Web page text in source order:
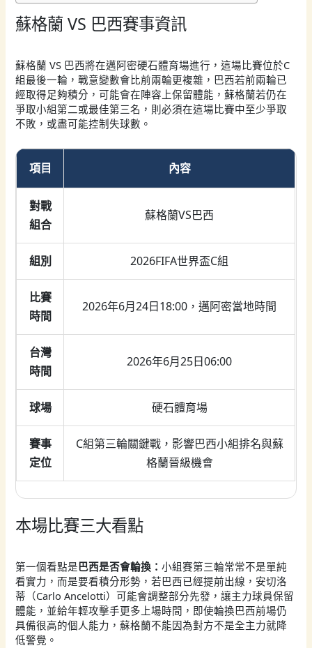
蘇格蘭 VS 巴西賽事資訊
蘇格蘭 VS 巴西將在邁阿密硬石體育場進行，這場比賽位於C
組最後一輪，戰意變數會比前兩輪更複雜，巴西若前兩輪已
經取得足夠積分，可能會在陣容上保留體能，蘇格蘭若仍在
爭取小組第二或最佳第三名，則必須在這場比賽中至少爭取
不敗，或盡可能控制失球數。
項目 內容
對戰
組合
蘇格蘭VS巴西
組別 2026FIFA世界盃C組
比賽
時間
2026年6月24日18:00，邁阿密當地時間
台灣
時間
2026年6月25日06:00
球場 硬石體育場
賽事
定位
C組第三輪關鍵戰，影響巴西小組排名與蘇
格蘭晉級機會
本場比賽三大看點
第一個看點是巴西是否會輪換：小組賽第三輪常常不是單純
看實力，而是要看積分形勢，若巴西已經提前出線，安切洛
蒂（Carlo Ancelotti）可能會調整部分先發，讓主力球員保留
體能，並給年輕攻擊手更多上場時間，即使輪換巴西前場仍
具備很高的個人能力，蘇格蘭不能因為對方不是全主力就降
低警覺。